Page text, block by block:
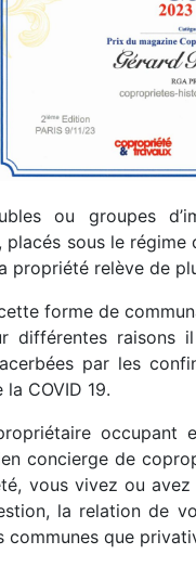
ou groupes
placés sous le
propriété relève de
forme de
différentes raisons
par les
COVID 19.
occupant
concierge de
vous vivez ou
la relation de
que